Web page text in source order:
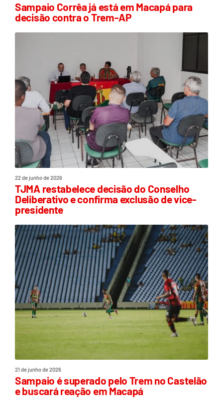
Sampaio Corrêa já está em Macapá para
decisão contra o Trem-AP
22 de junho de 2026
TJMA restabelece decisão do Conselho
Deliberativo e confirma exclusão de vice-
presidente
21 de junho de 2026
Sampaio é superado pelo Trem no Castelão
e buscará reação em Macapá